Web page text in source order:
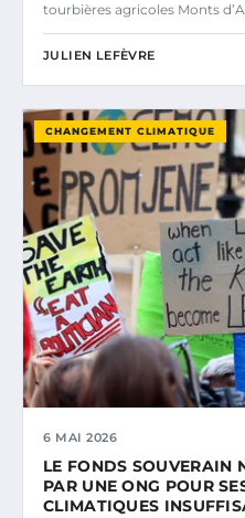
tourbières agricoles Monts
JULIEN LEFÈVRE
CHANGEMENT CLIMATIQUE
6 MAI 2026
LE FONDS SOUVERAIN
PAR UNE ONG POUR
CLIMATIQUES